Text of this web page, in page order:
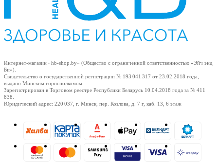
Интернет-магазин «hb-shop.by» (Общество с ограниченной ответственностью «Эйч энд
Би»).
Свидетельство о государственной регистрации № 193 041 317 от 23.02.2018 года,
выдано Минским горисполкомом.
Зарегистрирован в Торговом реестре Республики Беларусь 10.04.2018 года за № 411
838.
Юридический адрес: 220 037, г. Минск, пер. Козлова, д. 7 г, каб. 13, 6 этаж